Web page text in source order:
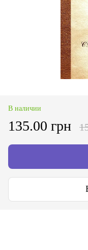
В наличии
135.00 грн